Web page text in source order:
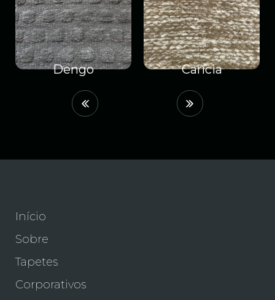
Dengo Carícia
Início
Sobre
Tapetes
Corporativos